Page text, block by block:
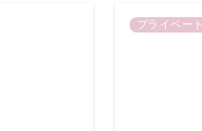
プライベート